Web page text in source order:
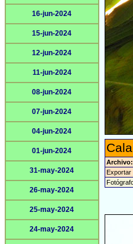
16-jun-2024
15-jun-2024
12-jun-2024
11-jun-2024
08-jun-2024
07-jun-2024
04-jun-2024
01-jun-2024
31-may-2024
26-may-2024
25-may-2024
24-may-2024
Archivo:
Exportar